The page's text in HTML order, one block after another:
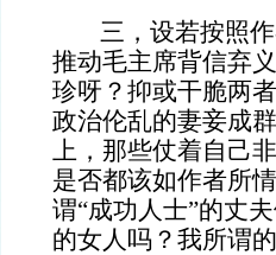
三，设若按照作
推动毛主席背信弃
珍呀？抑或干脆两
政治伦乱的妻妾成
上，那些仗着自己
是否都该如作者所
谓“成功人士”的丈
的女人吗？我所谓